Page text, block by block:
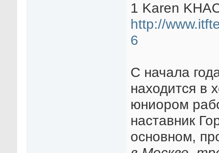
1 Karen
http://
6
С начала
находится в
юниором
наставник
основном,